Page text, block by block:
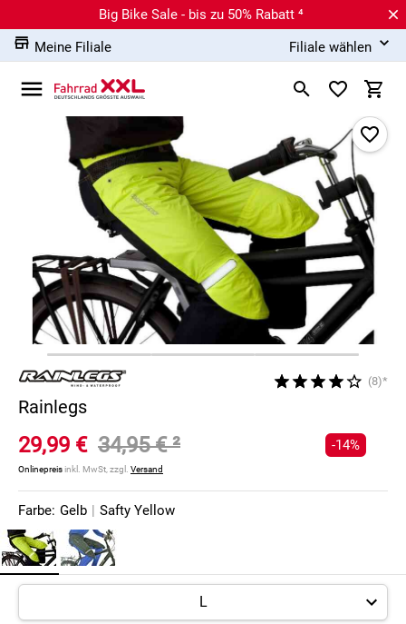
Big Bike Sale - bis zu 50% Rabatt ⁴
Meine Filiale
Filiale wählen
(8)*
Rainlegs
29,99 € 34,95 €²
Onlinepreisinkl. MwSt, zzgl. Versand
-14%
Farbe: Gelb | Safty Yellow